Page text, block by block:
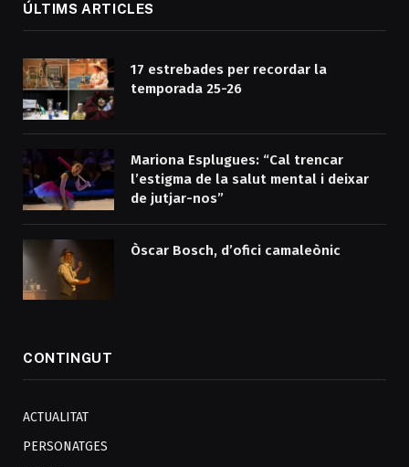
ÚLTIMS ARTICLES
17 estrebades per recordar la
temporada 25-26
Mariona Esplugues: “Cal trencar
l’estigma de la salut mental i deixar
de jutjar-nos”
Òscar Bosch, d’ofici camaleònic
CONTINGUT
ACTUALITAT
PERSONATGES